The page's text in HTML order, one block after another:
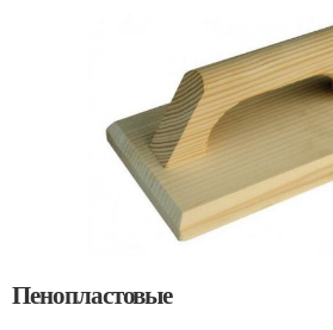
Пенопластовые